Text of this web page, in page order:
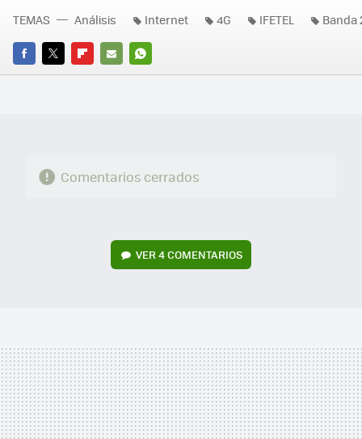
FACEBOOK
TWITTERFLIPBOARD
E-
WHATSAPP
TEMAS Análisis Internet 4G IFETEL Banda
Comentarios cerrados
VER4 COMENTARIOS